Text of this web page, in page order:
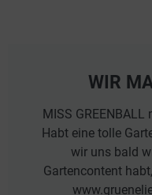
WIR
MISS
Habt eine tolle
wir uns bald
Gartencontent